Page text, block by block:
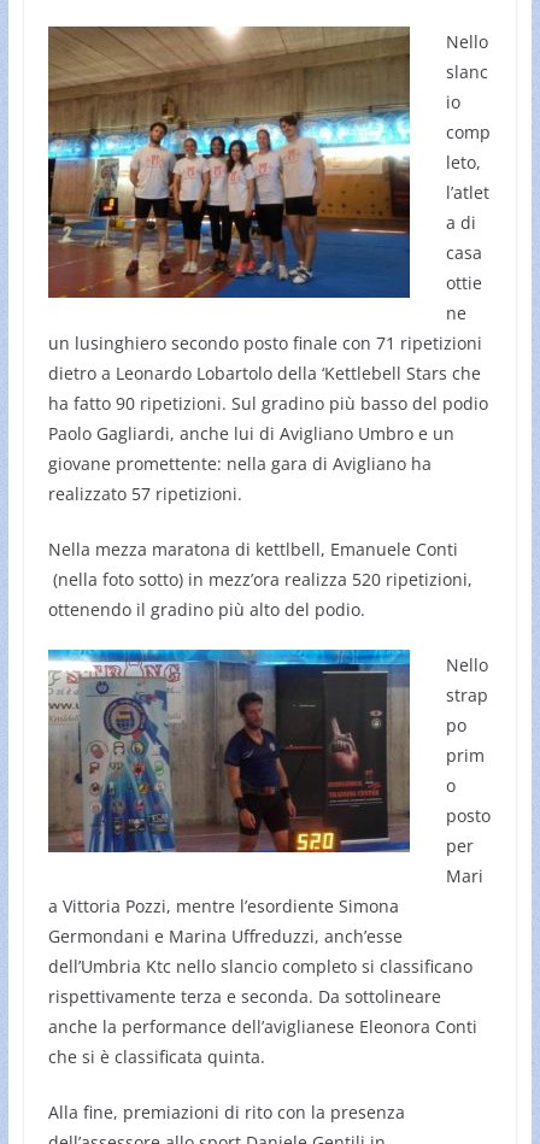
Nello
slanc
io
comp
leto,
l’atlet
a di
casa
ottie
ne
un lusinghiero secondo posto finale con 71 ripetizioni
dietro a Leonardo Lobartolo della ‘Kettlebell Stars che
ha fatto 90 ripetizioni. Sul gradino più basso del podio
Paolo Gagliardi, anche lui di Avigliano Umbro e un
giovane promettente: nella gara di Avigliano ha
realizzato 57 ripetizioni.
Nella mezza maratona di kettlbell, Emanuele Conti
(nella foto sotto) in mezz’ora realizza 520 ripetizioni,
ottenendo il gradino più alto del podio.
Nello
strap
po
prim
o
posto
per
Mari
a Vittoria Pozzi, mentre l’esordiente Simona
Germondani e Marina Uffreduzzi, anch’esse
dell’Umbria Ktc nello slancio completo si classificano
rispettivamente terza e seconda. Da sottolineare
anche la performance dell’aviglianese Eleonora Conti
che si è classificata quinta.
Alla fine, premiazioni di rito con la presenza